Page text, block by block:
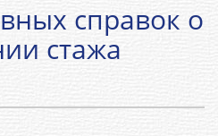
справок о
стажа